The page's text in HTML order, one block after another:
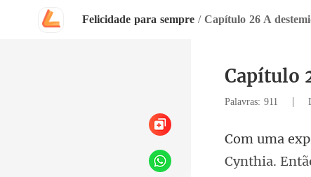
Felicidade para sempre / Capítulo 26 A
Capítulo
Palavras: 911 |
ynthia.